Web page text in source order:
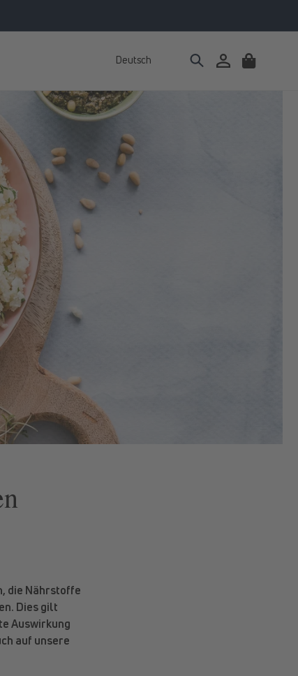
Deutsch EinloggenWarenkorb
die Nährstoffe
Dies gilt
Auswirkung
auf unsere